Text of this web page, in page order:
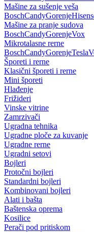
Mašine za sušenje veša
BoschCandyGorenje
Mašine za pranje sudova
BoschCandyGorenjeVox
Mikrotalasne rerne
BoschCandyGorenjeTesla
Šporeti i rerne
Klasični šporeti i rerne
Mini šporeti
Hlađenje
Frižideri
Vinske vitrine
Zamrzivači
Ugradna tehnika
Ugradne ploče za kuvanje
Ugradne rerne
Ugradni setovi
Bojleri
Protočni bojleri
Standardni bojleri
Kombinovani bojleri
Alati i bašta
Baštenska oprema
Kosilice
Perači pod pritiskom